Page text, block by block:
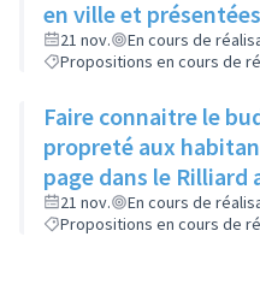
en ville et
21 nov.
En cours de
Propositions en cours de
Faire connaitre le
propreté aux
page dans le Rilliard
actions de la ville et
et sur la 2ème ce
21 nov.
En cours de
Propositions en cours de